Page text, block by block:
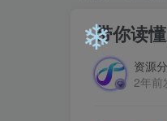
带你读
资源
2年前
❄
❄